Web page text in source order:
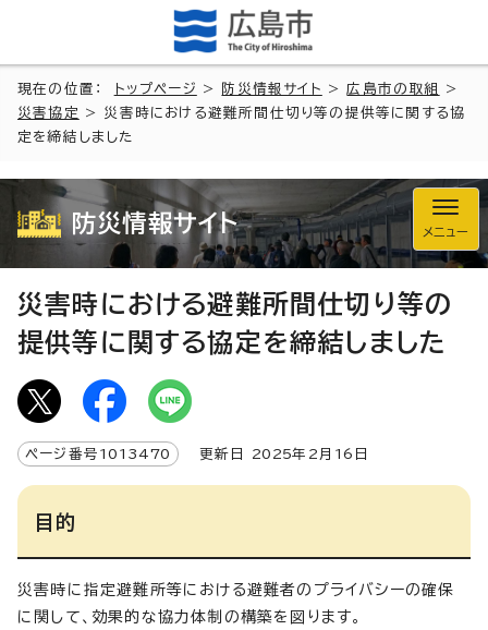
現在の位置： トップページ > 防災情報サイト >広島市の取組
>
災害協定
> 災害時における避難所間仕切り等の提供等に関する協
定を締結しました
防災情報サイト メニュー
災害時における避難所間仕切り等の
提供等に関する協定を締結しました
ページ番号 1013470 更新日 2025年2月 16 日
目的
災害時に指定避難所等における避難者のプライバシーの確保
に関して、効果的な協力体制の構築を図ります。